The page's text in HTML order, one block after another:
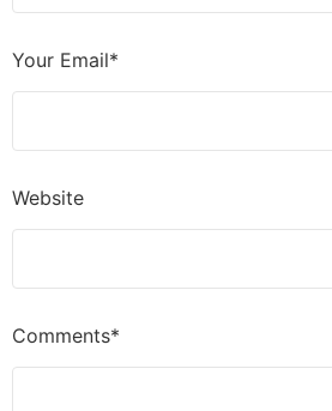
Comments*
Your Email*
Website